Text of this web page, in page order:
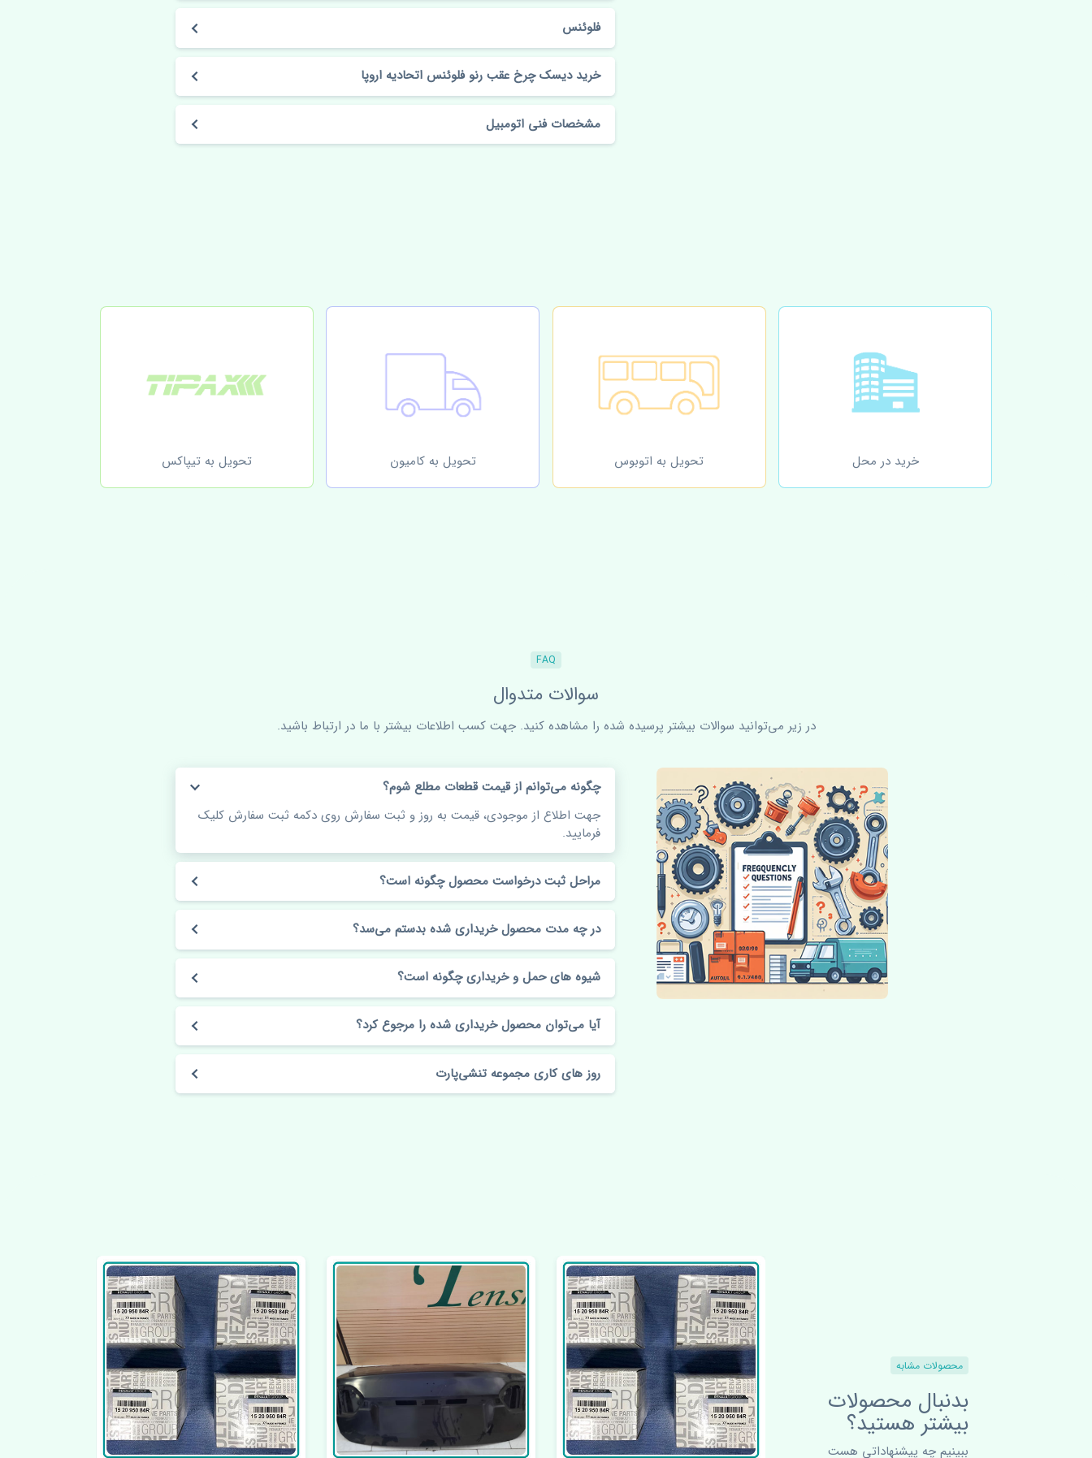
فلوئنس
خرید دیسک چرخ عقب رنو فلوئنس اتحادیه اروپا
مشخصات فنی اتومبیل
خرید در محل تحویل به اتوبوس تحویل به کامیون تحویل به تیپاکس
FAQ
سوالات متدوال
در زیر می‌توانید سوالات بیشتر پرسیده شده را مشاهده کنید. جهت کسب اطلاعات بیشتر با ما در ارتباط باشید.
چگونه می‌توانم از قیمت قطعات مطلع شوم؟
جهت اطلاع از موجودی، قیمت به روز و ثبت سفارش روی دکمه ثبت سفارش کلیک
فرمایید.
مراحل ثبت درخواست محصول چگونه است؟
در چه مدت محصول خریداری شده بدستم می‌سد؟
شیوه های حمل و خریداری چگونه است؟
آیا می‌توان محصول خریداری شده را مرجوع کرد؟
روز های کاری مجموعه تنشی‌پارت
محصولات مشابه
بدنبال محصولات
بیشتر هستید؟
ببینیم چه پیشنهاداتی هست